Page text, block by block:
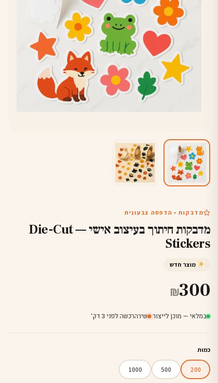
מדבקות • הדפסה צבעונית
מדבקות חיתוך בעיצוב אישי — Die-Cut
Stickers
מוצר חדש
₪300
במלאי — מוכן לייצור· שירהרכשה לפני 3 דק'
כמות
200
500
1000